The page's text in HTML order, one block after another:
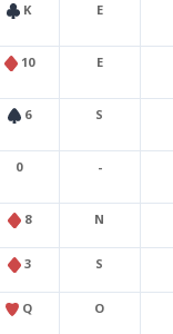
K E
10 E
6 S
0 -
8 N
3 S
Q O